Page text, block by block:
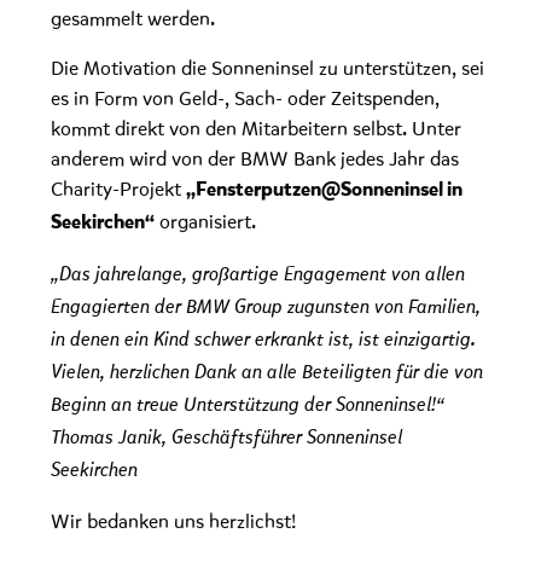
gesammelt werden.
Die Motivation die Sonneninsel zu unterstützen, sei
es in Form von Geld-, Sach- oder Zeitspenden,
kommt direkt von den Mitarbeitern selbst. Unter
anderem wird von der BMW Bank jedes Jahr das
Charity-Projekt „Fensterputzen@Sonneninsel in
Seekirchen“ organisiert.
„Das jahrelange, großartige Engagement von allen
Engagierten der BMW Group zugunsten von Familien,
in denen ein Kind schwer erkrankt ist, ist einzigartig.
Vielen, herzlichen Dank an alle Beteiligten für die von
Beginn an treue Unterstützung der Sonneninsel!“
Thomas Janik, Geschäftsführer Sonneninsel
Seekirchen
Wir bedanken uns herzlichst!